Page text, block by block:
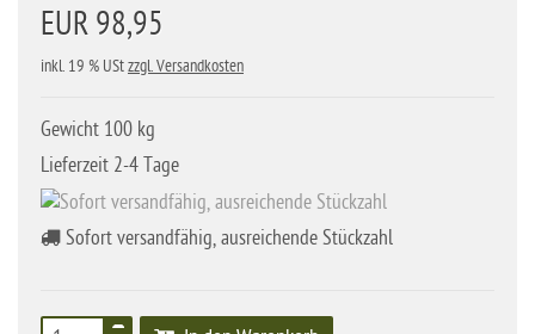
EUR 98,95
inkl. 19 % UStzzgl. Versandkosten
Gewicht 100 kg
Lieferzeit 2-4 Tage
Sofort versandfähig, ausreichende Stückzahl